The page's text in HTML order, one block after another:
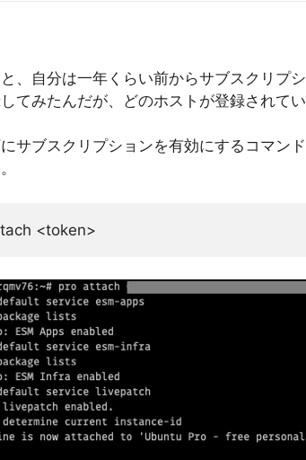
、自分は一年くらい前からサブスクリプ
てみたんだが、どのホストが登録されて
サブスクリプションを有効にするコマン
<token>